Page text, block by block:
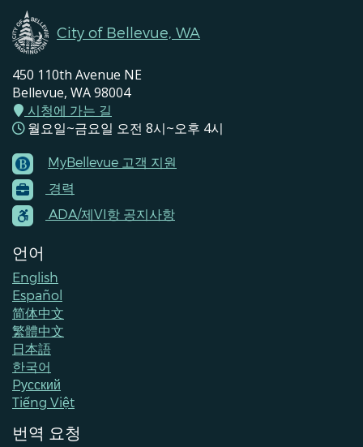
City of Bellevue, WA
450 110th Avenue NE
Bellevue, WA 98004
시청에 가는 길
월요일~금요일 오전 8시~오후 4시
Footer
Menu
Contacts
MyBellevue 고객 지원
경력
ADA/제VI항 공지사항
언어
English
Español
简体中文
繁體中文
日本語
한국어
Pусский
Tiếng Việt
번역 요청